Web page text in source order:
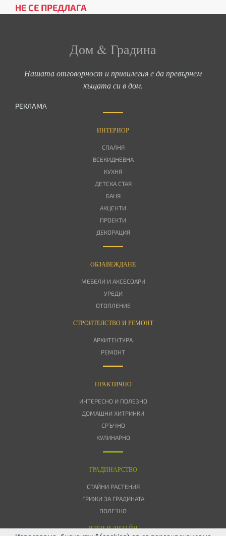
НЕ СЕ ПРЕДЛАГА
Дом & Градина
Нашата отговорност и привилегия е да превърнем
къщата си в дом.
РЕКЛАМА
ИНТЕРИОР
СПАЛНЯ
ВСЕКИДНЕВНА
КУХНЯ
ДЕТСКА СТАЯ
БАНЯ
АКЦЕНТИ
ПРОЕКТИ
ДЕКОРАЦИЯ
OБЗАВЕЖДАНЕ
МЕБЕЛИ И АКСЕСОАРИ
УРЕДИ
ОТОПЛЕНИЕ
СТРОИТЕЛСТВО И РЕМОНТ
АРХИТЕКТУРА
РЕМОНТ
ПРАКТИЧНО
ИНТЕРЕСНО И ПОЛЕЗНО
ДОМАШНИ ХИТРИНКИ
СРЪЧНО
КУЛИНАРНО
ГРАДИНАРСТВО
СТАЙНИ РАСТЕНИЯ
ГРИЖИ ЗА ГРАДИНАТА
ПОЛЕЗНО
ИДЕИ И ДИЗАЙН